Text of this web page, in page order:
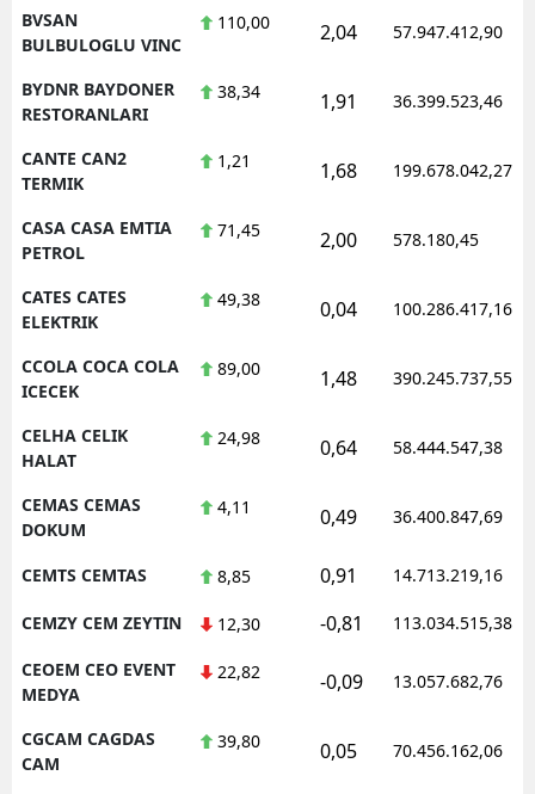
BVSAN
BULBULOGLU VINC
110,00 2,04 57.947.412,90
BYDNR BAYDONER
RESTORANLARI
38,34 1,91 36.399.523,46
CANTE CAN2
TERMIK
1,21 1,68 199.678.042,27
CASA CASA EMTIA
PETROL
71,45 2,00 578.180,45
CATES CATES
ELEKTRIK
49,38 0,04 100.286.417,16
CCOLA COCA COLA
ICECEK
89,00 1,48 390.245.737,55
CELHA CELIK
HALAT
24,98 0,64 58.444.547,38
CEMAS CEMAS
DOKUM
4,11 0,49 36.400.847,69
CEMTS CEMTAS 8,85 0,91 14.713.219,16
CEMZY CEM ZEYTIN 12,30 -0,81 113.034.515,38
CEOEM CEO EVENT
MEDYA
22,82 -0,09 13.057.682,76
CGCAM CAGDAS
CAM
39,80 0,05 70.456.162,06